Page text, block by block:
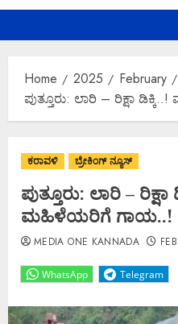
Home 2025 February
ಪುತ್ತೂರು: ಲಾರಿ – ರಿಕ್ಷಾ
ಕರಾವಳಿ ಬ್ರೇಕಿಂಗ್ ನ್ಯೂಸ್
ಪುತ್ತೂರು: ಲಾರಿ –
ಮಹಿಳೆಯರಿಗೆ ಗಾಯ..!
WhatsApp Telegram
MEDIA ONE KANNADA